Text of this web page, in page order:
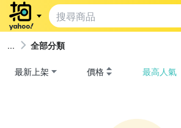
全部分類
最新上架 價格 最高人氣